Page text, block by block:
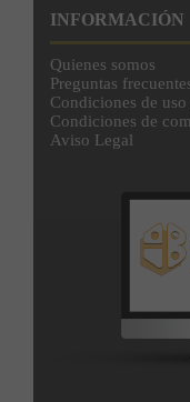
INFORMACIÓN
Quienes somos
Preguntas
Condiciones de uso
Condiciones de
Aviso Legal